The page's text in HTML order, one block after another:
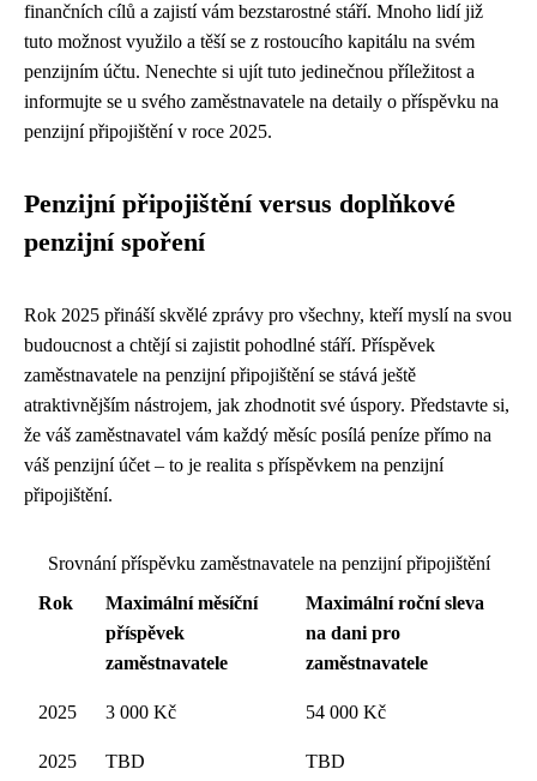
finančních cílů a zajistí vám bezstarostné stáří. Mnoho lidí již
tuto možnost využilo a těší se z rostoucího kapitálu na svém
penzijním účtu. Nenechte si ujít tuto jedinečnou příležitost a
informujte se u svého zaměstnavatele na detaily o příspěvku na
penzijní připojištění v roce 2025.
Penzijní připojištění versus doplňkové
penzijní spoření
Rok 2025 přináší skvělé zprávy pro všechny, kteří myslí na svou
budoucnost a chtějí si zajistit pohodlné stáří. Příspěvek
zaměstnavatele na penzijní připojištění se stává ještě
atraktivnějším nástrojem, jak zhodnotit své úspory. Představte si,
že váš zaměstnavatel vám každý měsíc posílá peníze přímo na
váš penzijní účet – to je realita s příspěvkem na penzijní
připojištění.
Srovnání příspěvku zaměstnavatele na penzijní připojištění
Rok
Maximální měsíční
příspěvek
zaměstnavatele
Maximální roční sleva
na dani pro
zaměstnavatele
2025 3 000 Kč 54 000 Kč
2025 TBD TBD